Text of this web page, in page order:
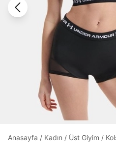
Under Armour'da yeni
Üye Olmadan
Anasayfa / Kadın / Üst Giyim /
Daha hızlı ödeme.
Kolay